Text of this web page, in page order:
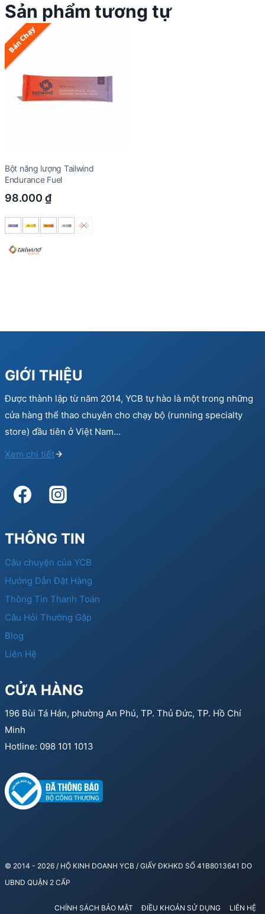
Sản phẩm tương tự
Bán Chạy
Bột năng lượng Tailwind
Endurance Fuel
98.000 ₫
GIỚI THIỆU
Được thành lập từ năm 2014, YCB tự hào là một trong những
cửa hàng thể thao chuyên cho chạy bộ (running specialty
store) đầu tiên ở Việt Nam…
Xem chi tiết
THÔNG TIN
Câu chuyện của YCB
Hướng Dẫn Đặt Hàng
Thông Tin Thanh Toán
Câu Hỏi Thường Gặp
Blog
Liên Hệ
CỬA HÀNG
196 Bùi Tá Hán, phường An Phú, TP. Thủ Đức, TP. Hồ Chí
Minh
Hotline: 098 101 1013
© 2014 - 2026 / HỘ KINH DOANH YCB / GIẤY ĐKHKD SỐ 41B8013641 DO
UBND QUẬN 2 CẤP
CHÍNH SÁCH BẢO MẬT ĐIỀU KHOẢN SỬ DỤNG LIÊN HỆ